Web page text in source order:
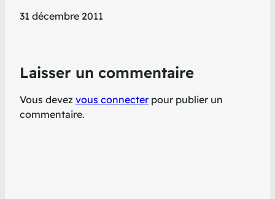
Date
31 décembre 2011
Laisser un commentaire
Vous devez vous connecterpour publier un
commentaire.